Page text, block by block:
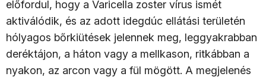
előfordul, hogy a Varicella zoster vírus ismét
aktiválódik, és az adott idegdúc ellátási területén
hólyagos bőrkiütések jelennek meg, leggyakrabban
deréktájon, a háton vagy a mellkason, ritkábban a
nyakon, az arcon vagy a fül mögött. A megjelenés